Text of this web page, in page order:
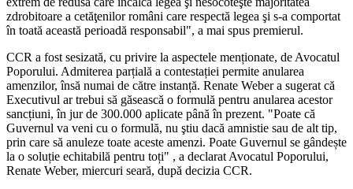
zdrobitoare a cetăţenilor români care respectă legea şi s-a comportat
în toată această perioadă responsabil", a mai spus premierul.
CCR a fost sesizată, cu privire la aspectele menționate, de Avocatul
Poporului. Admiterea parțială a contestației permite anularea
amenzilor, însă numai de către instanță. Renate Weber a sugerat că
Executivul ar trebui să găsească o formulă pentru anularea acestor
sancțiuni, în jur de 300.000 aplicate până în prezent. "Poate că
Guvernul va veni cu o formulă, nu ştiu dacă amnistie sau de alt tip,
prin care să anuleze toate aceste amenzi. Poate Guvernul se gândește
la o soluție echitabilă pentru toți" , a declarat Avocatul Poporului,
Renate Weber, miercuri seară, după decizia CCR.